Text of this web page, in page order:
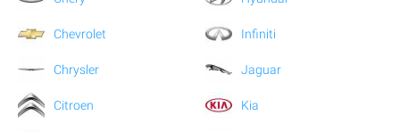
Chevrolet
Chrysler
Citroen
Infiniti
Jaguar
Kia